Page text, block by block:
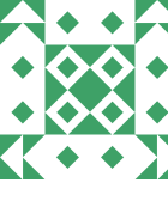
contenido